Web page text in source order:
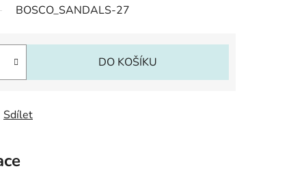
BOSCO_SANDALS-27
DO KOŠÍKU
Sdílet